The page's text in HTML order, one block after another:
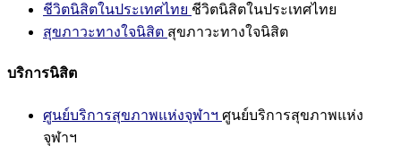
ชีวิตนิสิตในประเทศไทย ชีวิตนิสิตในประเทศไทย
สุขภาวะทางใจนิสิต สุขภาวะทางใจนิสิต
บริการนิสิต
ศูนย์บริการสุขภาพแห่งจุฬาฯ ศูนย์บริการสุขภาพแห่ง
จุฬาฯ